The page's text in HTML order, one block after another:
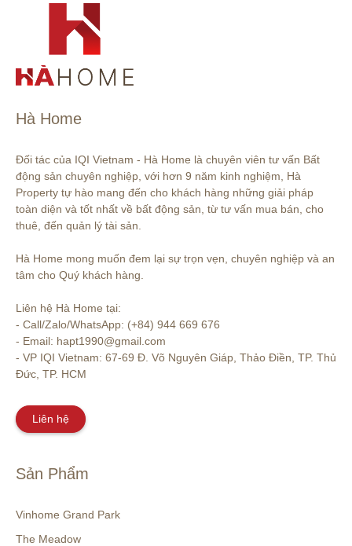
Hà Home
Đối tác của IQI Vietnam - Hà Home là chuyên viên tư vấn Bất
động sản chuyên nghiệp, với hơn 9 năm kinh nghiệm, Hà
Property tự hào mang đến cho khách hàng những giải pháp
toàn diện và tốt nhất về bất động sản, từ tư vấn mua bán, cho
thuê, đến quản lý tài sản.
Hà Home mong muốn đem lại sự trọn vẹn, chuyên nghiệp và an
tâm cho Quý khách hàng.
Liên hệ Hà Home tại:
- Call/Zalo/WhatsApp: (+84) 944 669 676
- Email: hapt1990@gmail.com
- VP IQI Vietnam: 67-69 Đ. Võ Nguyên Giáp, Thảo Điền, TP. Thủ
Đức, TP. HCM
Liên hệ
Sản Phẩm
Vinhome Grand Park
The Meadow